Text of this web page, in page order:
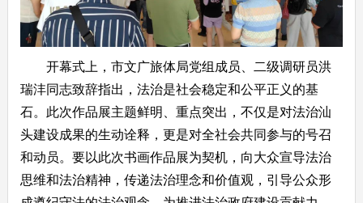
开幕式上，市文广旅体局党组成员、二级调研员洪
瑞沣同志致辞指出，法治是社会稳定和公平正义的基
石。此次作品展主题鲜明、重点突出，不仅是对法治汕
头建设成果的生动诠释，更是对全社会共同参与的号召
和动员。要以此次书画作品展为契机，向大众宣导法治
思维和法治精神，传递法治理念和价值观，引导公众形